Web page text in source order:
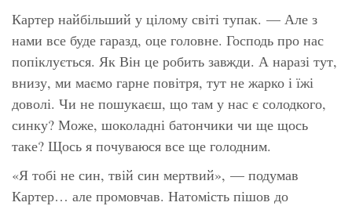
Картер найбільший у цілому світі тупак. — Але з
нами все буде гаразд, оце головне. Господь про нас
попіклується. Як Він це робить завжди. А наразі тут,
внизу, ми маємо гарне повітря, тут не жарко і їжі
доволі. Чи не пошукаєш, що там у нас є солодкого,
синку? Може, шоколадні батончики чи ще щось
таке? Щось я почуваюся все ще голодним.
«Я тобі не син, твій син мертвий», — подумав
Картер… але промовчав. Натомість пішов до